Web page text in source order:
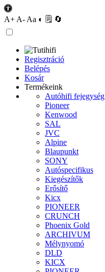
A+ A- Aa ◐ 🗒 🔄
Regisztráció
Belépés
Kosár
Termékeink
Autóhifi fejegység
Pioneer
Kenwood
SAL
JVC
Alpine
Blaupunkt
SONY
Autóspecifikus
Kiegészítők
Erősítő
Kicx
PIONEER
CRUNCH
Phoenix Gold
ARCHIVUM
Mélynyomó
DLD
KICX